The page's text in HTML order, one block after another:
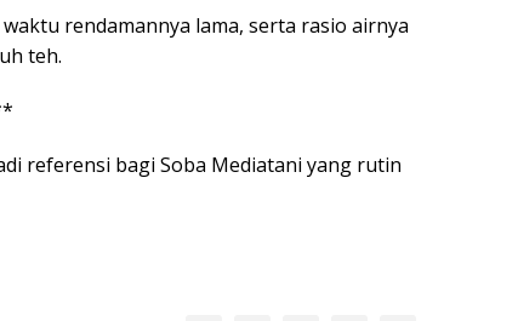
rendamannya lama, serta rasio airnya
teh.
referensi bagi Soba Mediatani yang rutin